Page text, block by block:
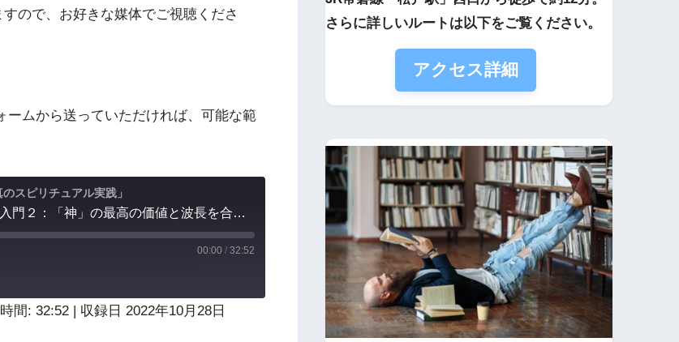
ので、お好きな媒体でご視聴くださ
ムから送っていただければ、可能な範
スピリチュアル実践」
第175回：『世界平和の祈り』入門２：「神」の最高の価値と波長を合わせ、イキイキと生きる合言葉は「世界平和」である。
00:00 / 32:52
時間: 32:52 | 収録日 2022年10月28日
さらに詳しいルートは以下をご覧ください。
アクセス詳細